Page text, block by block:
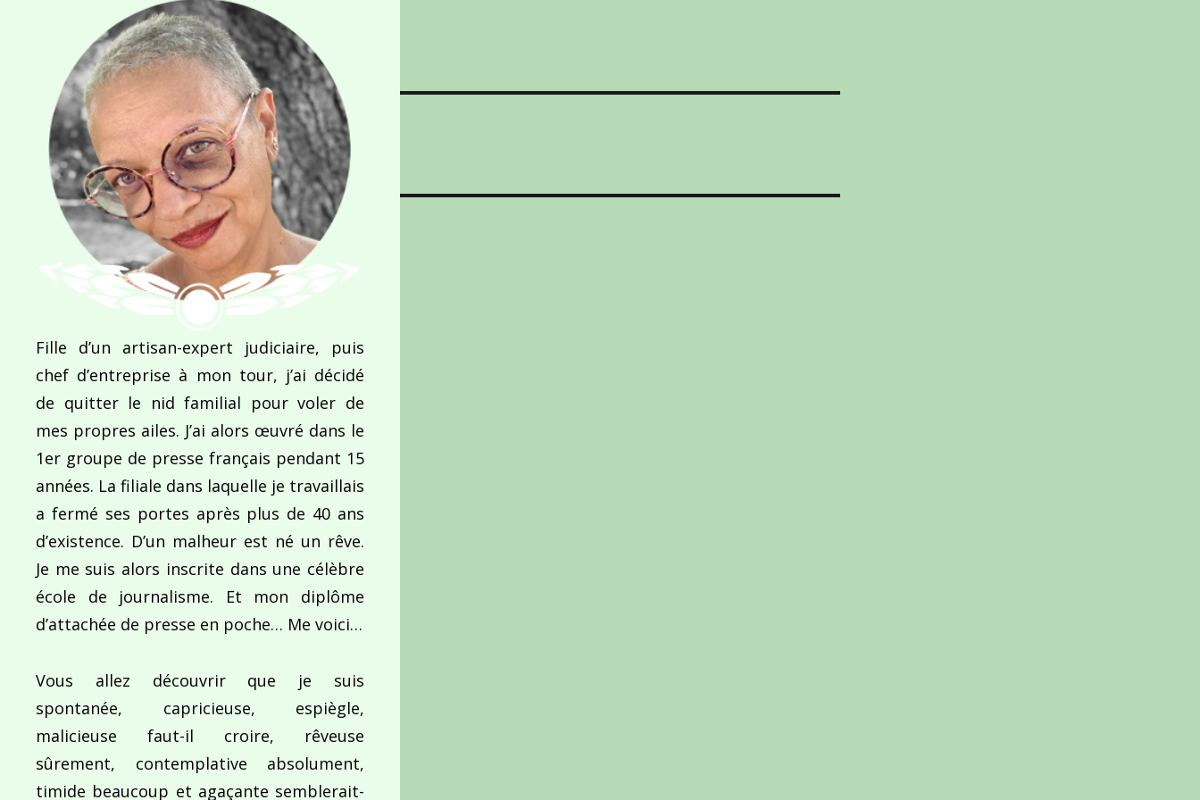
Navigation
l’article
PUBLIÉ DANS
Regards d’automne
Fille d’un artisan-expert judiciaire, puis
chef d’entreprise à mon tour, j’ai décidé
de quitter le nid familial pour voler de
mes propres ailes. J’ai alors œuvré dans le
1er groupe de presse français pendant 15
années. La filiale dans laquelle je travaillais
a fermé ses portes après plus de 40 ans
d’existence. D’un malheur est né un rêve.
Je me suis alors inscrite dans une célèbre
école de journalisme. Et mon diplôme
d’attachée de presse en poche… Me voici…
Vous allez découvrir que je suis
spontanée, capricieuse, espiègle,
malicieuse faut-il croire, rêveuse
sûrement, contemplative absolument,
timide beaucoup et agaçante semblerait-